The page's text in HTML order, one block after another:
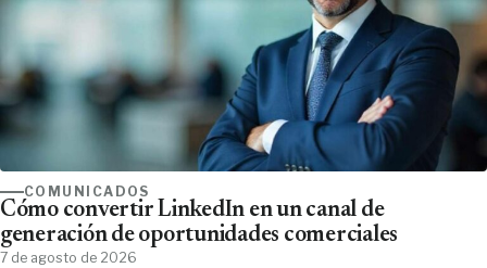
COMUNICADOS
Cómo convertir LinkedIn en un canal de
generación de oportunidades comerciales
7 de agosto de 2026